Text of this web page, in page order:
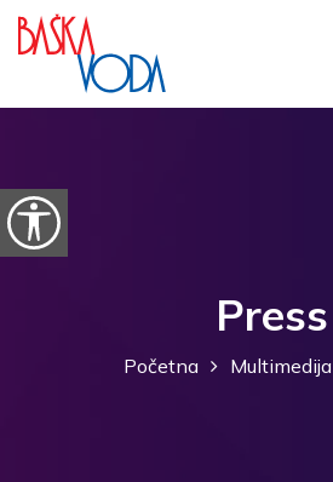
Preskoči na sadržaj
Prikaži postavke pristupačnosti
Press
Početna Multimedija